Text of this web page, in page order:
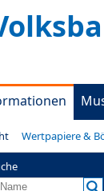
Wertpapiere &